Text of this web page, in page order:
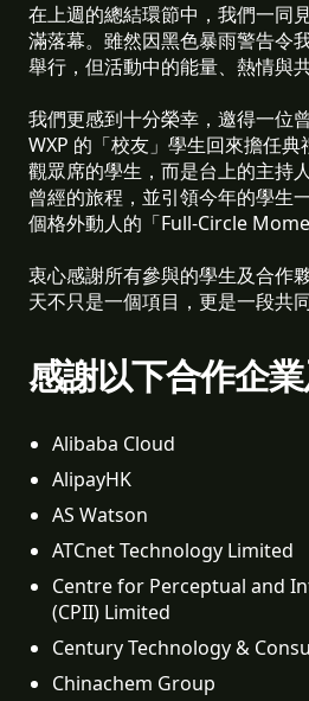
在上週的總結環節中，我們一同
滿落幕。雖然因黑色暴雨警告令
舉行，但活動中的能量、熱情與
我們更感到十分榮幸，邀得一位
WXP 的「校友」學生回來擔任
觀眾席的學生，而是台上的主持
曾經的旅程，並引領今年的學生
個格外動人的「Full-Circle
衷心感謝所有參與的學生及合作
天不只是一個項目，更是一段共
感謝以下合作企業
Alibaba Cloud
AlipayHK
AS Watson
ATCnet Technology Limited
Centre for Perceptual and
(CPII) Limited
Century Technology &
Chinachem Group